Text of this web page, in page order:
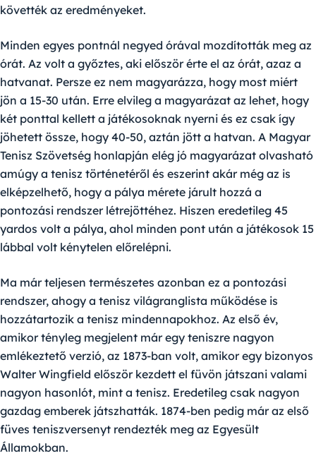
követték az eredményeket.
Minden egyes pontnál negyed órával mozdították meg az
órát. Az volt a győztes, aki először érte el az órát, azaz a
hatvanat. Persze ez nem magyarázza, hogy most miért
jön a 15-30 után. Erre elvileg a magyarázat az lehet, hogy
két ponttal kellett a játékosoknak nyerni és ez csak így
jöhetett össze, hogy 40-50, aztán jött a hatvan. A Magyar
Tenisz Szövetség honlapján elég jó magyarázat olvasható
amúgy a tenisz történetéről és eszerint akár még az is
elképzelhető, hogy a pálya mérete járult hozzá a
pontozási rendszer létrejöttéhez. Hiszen eredetileg 45
yardos volt a pálya, ahol minden pont után a játékosok 15
lábbal volt kénytelen előrelépni.
Ma már teljesen természetes azonban ez a pontozási
rendszer, ahogy a tenisz világranglista működése is
hozzátartozik a tenisz mindennapokhoz. Az első év,
amikor tényleg megjelent már egy teniszre nagyon
emlékeztető verzió, az 1873-ban volt, amikor egy bizonyos
Walter Wingfield először kezdett el füvön játszani valami
nagyon hasonlót, mint a tenisz. Eredetileg csak nagyon
gazdag emberek játszhatták. 1874-ben pedig már az első
füves teniszversenyt rendezték meg az Egyesült
Államokban.